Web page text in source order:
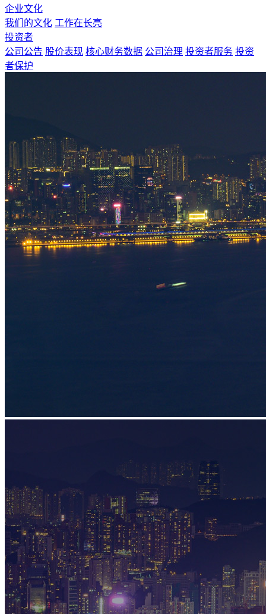
企业文化
我们的文化 工作在长亮
投资者
公司公告 股价表现 核心财务数据 公司治理 投资者服务 投资
者保护